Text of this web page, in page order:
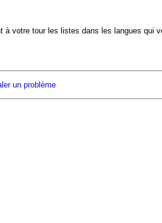
votre tour les listes dans les langues qui
un problème